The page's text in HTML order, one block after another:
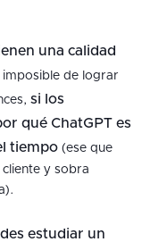
una calidad
de lograr
si los
qué ChatGPT es
tiempo(ese que
y sobra
estudiar un